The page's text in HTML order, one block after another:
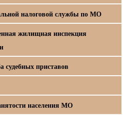
налоговой службы по МО
жилищная инспекция
судебных приставов
населения МО